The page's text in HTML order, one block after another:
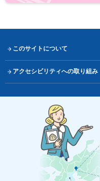
このサイトについて
アクセシビリティへの取り組み